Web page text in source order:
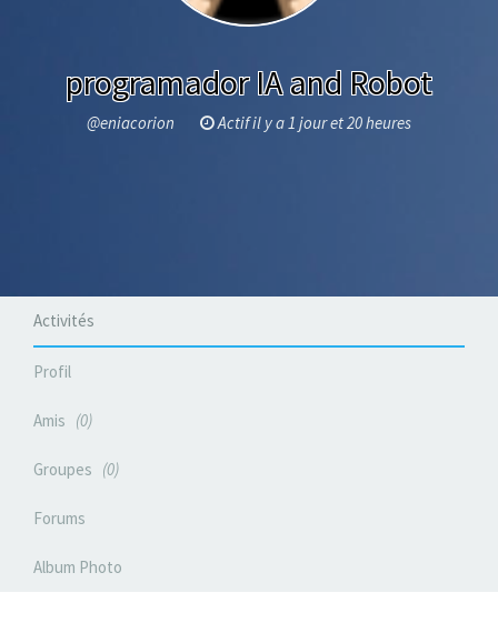
programador IA and Robot
@eniacorion Actif il y a 1 jour et 20 heures
Activités
Profil
Amis 0
Groupes 0
Forums
Album Photo